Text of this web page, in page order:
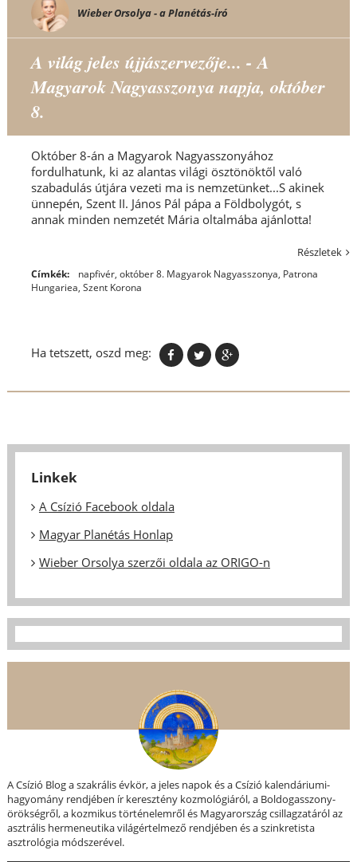
Wieber Orsolya - a Planétás-író
A világ jeles újjászervezője... - A
Magyarok Nagyasszonya napja, október
8.
Október 8-án a Magyarok Nagyasszonyához
fordulhatunk, ki az alantas világi ösztönöktől való
szabadulás útjára vezeti ma is nemzetünket...S akinek
ünnepén, Szent II. János Pál pápa a Földbolygót, s
annak minden nemzetét Mária oltalmába ajánlotta!
Részletek
Címkék: napfivér, október 8. Magyarok Nagyasszonya, Patrona
Hungariea, Szent Korona
Ha tetszett, oszd meg:
Linkek
A Csízió Facebook oldala
Magyar Planétás Honlap
Wieber Orsolya szerzői oldala az ORIGO-n
A Csízió Blog a szakrális évkör, a jeles napok és a Csízió kalendáriumi-
hagyomány rendjében ír keresztény kozmológiáról, a Boldogasszony-
örökségről, a kozmikus történelemről és Magyarország csillagzatáról az
asztrális hermeneutika világértelmező rendjében és a szinkretista
asztrológia módszerével.